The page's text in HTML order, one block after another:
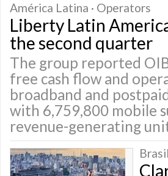
América Latina · Operators
Liberty Latin
the second quarter
The group reported
free cash flow and
broadband and
with 6,759,800 mobile
revenue-generating